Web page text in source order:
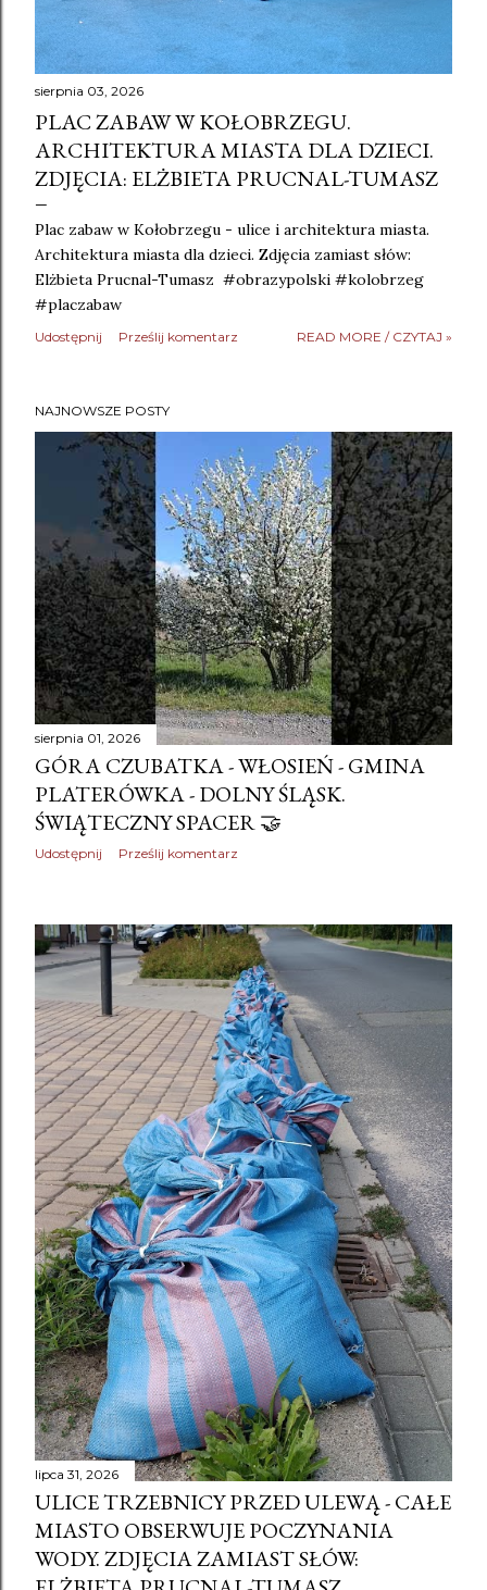
sierpnia 03, 2026
PLAC ZABAW W KOŁOBRZEGU.
ARCHITEKTURA MIASTA DLA DZIECI.
ZDJĘCIA: ELŻBIETA PRUCNAL-TUMASZ
Plac zabaw w Kołobrzegu - ulice i architektura miasta.
Architektura miasta dla dzieci. Zdjęcia zamiast słów:
Elżbieta Prucnal-Tumasz #obrazypolski #kolobrzeg
#placzabaw
Udostępnij Prześlij komentarz READ MORE / CZYTAJ »
NAJNOWSZE POSTY
sierpnia 01, 2026
GÓRA CZUBATKA - WŁOSIEŃ - GMINA
PLATERÓWKA - DOLNY ŚLĄSK.
ŚWIĄTECZNY SPACER 🤝
Udostępnij Prześlij komentarz
lipca 31, 2026
ULICE TRZEBNICY PRZED ULEWĄ - CAŁE
MIASTO OBSERWUJE POCZYNANIA
WODY. ZDJĘCIA ZAMIAST SŁÓW: